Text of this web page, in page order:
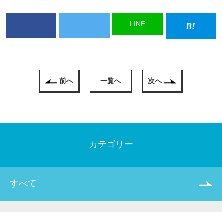
LINE
前へ 一覧へ 次へ
カテゴリー
すべて